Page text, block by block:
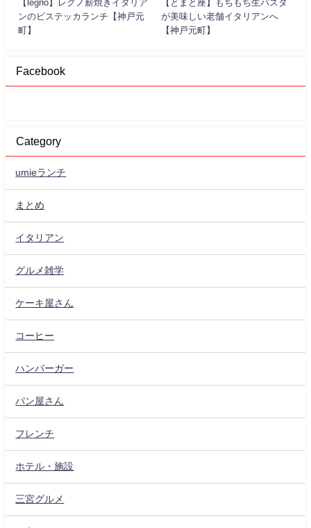
【legno】レグノ薪焼きイタリア
ンのビステッカランチ【神戸元
町】
【とまと座】もちもち生パスタ
が美味しい老舗イタリアンへ
【神戸元町】
Facebook
Category
umieランチ
まとめ
イタリアン
グルメ雑学
ケーキ屋さん
コーヒー
ハンバーガー
パン屋さん
フレンチ
ホテル・施設
三宮グルメ